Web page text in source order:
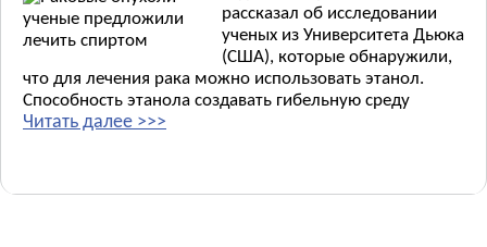
рассказал об исследовании
ученых из Университета Дьюка
(США), которые обнаружили,
что для лечения рака можно использовать этанол.
Способность этанола создавать гибельную среду
Читать далее >>>